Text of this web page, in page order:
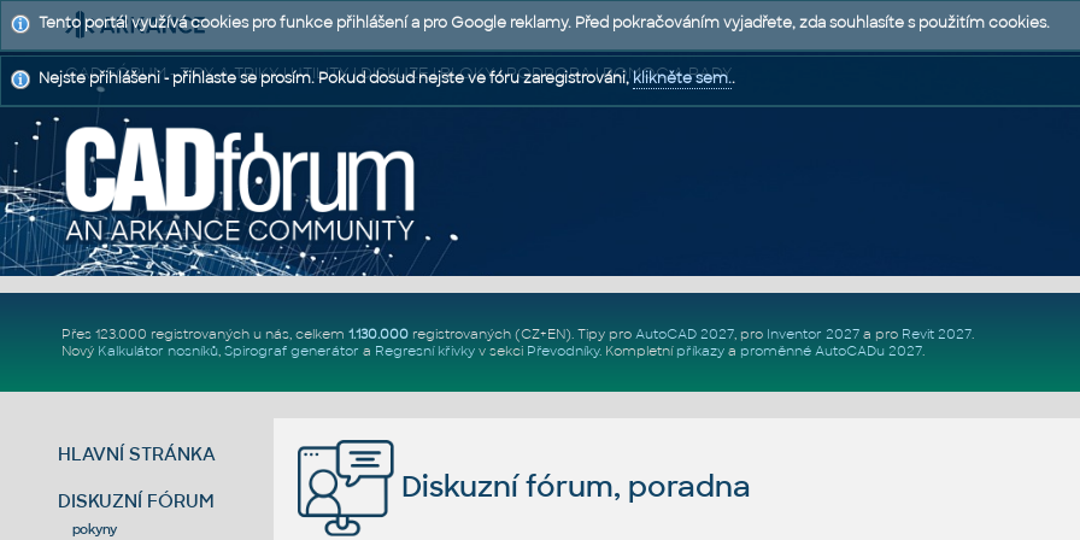
CAD FÓRUM - TIPY A TRIKY | UTILITY | DISKUZE | BLOKY | PODPORA | POMOC A RADY
Přes 123.000 registrovaných u nás, celkem 1.130.000registrovaných (CZ+EN). Tipy pro AutoCAD 2027, pro Inventor 2027a pro Revit 2027.
Nový Kalkulátor nosníků, Spirograf generátor a Regresní křivkyv sekci Převodníky. Kompletní příkazya proměnné AutoCADu 2027.
HLAVNÍ STRÁNKA
DISKUZNÍ FÓRUM
pokyny
Diskuzní fórum, poradna
Tento portál využívá cookies pro funkce přihlášení a pro Google reklamy. Před pokračováním vyjadřete, zda souhlasíte s použitím cookies.
Nejste přihlášeni - přihlaste se prosím. Pokud dosud nejste ve fóru zaregistrováni,klikněte sem..